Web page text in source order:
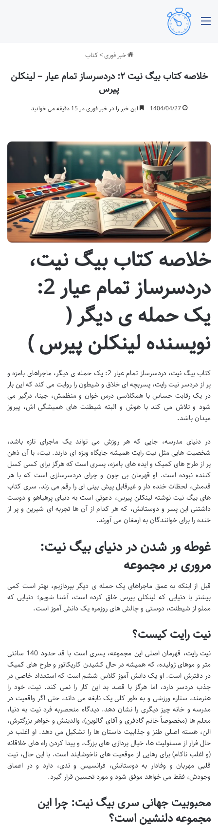
خبر فوری>کتاب
خلاصه کتاب بیگ نیت ۲: دردسرساز تمام عیار – لینکلن
پیرس
1404/04/27 این خبر را در خبر فوری در 15 دقیقه می خوانید
خلاصه کتاب بیگ نیت،
دردسرساز تمام عیار 2:
یک حمله ی دیگر (
نویسنده لینکلن پیرس )
کتاب بیگ نیت، دردسرساز تمام عیار 2: یک حمله ی دیگر، ماجراهای بامزه و
پر از دردسر نیت رایت، پسربچه ای خلاق و شیطون را روایت می کند که این بار
در یک رقابت حساس با همکلاسی درس خوان و منظمش، جینا، درگیر می
شود و تلاش می کند با هوش و البته شیطنت های همیشگی اش، پیروز
میدان باشد.
در دنیای مدرسه، جایی که هر روزش می تواند یک ماجرای تازه باشد،
شخصیت هایی مثل نیت رایت همیشه جایگاه ویژه ای دارند. نیت، با آن ذهن
پر از طرح های کمیک و ایده های بامزه، پسری است که هرگز برای کسی کسل
کننده نبوده است. او قهرمان بی چون و چرای دردسرسازی است که با هر
قدمش، لحظات خنده دار و غیرقابل پیش بینی ای را رقم می زند. سری کتاب
های بیگ نیت نوشته لینکلن پیرس، دعوتی است به دنیای پرهیاهو و دوست
داشتنی این پسر و دوستانش، که هر کدام از آن ها تجربه ای شیرین و پر از
خنده را برای خوانندگان به ارمغان می آورند.
غوطه ور شدن در دنیای بیگ نیت:
مروری بر مجموعه
قبل از اینکه به عمق ماجراهای یک حمله ی دیگر بپردازیم، بهتر است کمی
بیشتر با دنیایی که لینکلن پیرس خلق کرده است، آشنا شویم؛ دنیایی که
مملو از شیطنت، دوستی و چالش های روزمره یک دانش آموز است.
نیت رایت کیست؟
نیت رایت، قهرمان اصلی این مجموعه، پسری است با قد حدود 140 سانتی
متر و موهای ژولیده، که همیشه در حال کشیدن کاریکاتور و طرح های کمیک
در دفترش است. او یک دانش آموز کلاس ششم است که استعداد خاصی در
جذب دردسر دارد، اما هرگز با قصد بد این کار را نمی کند. نیت، خود را
هنرمند، ستاره ورزشی و به طور کلی یک نابغه می داند، حتی اگر واقعیت در
مدرسه و خانه چیز دیگری را نشان دهد. دیدگاه منحصربه فرد نیت به دنیا،
معلم ها (مخصوصاً خانم گادفری و آقای گالوین)، والدینش و خواهر بزرگترش،
الن، هسته اصلی طنز و جذابیت داستان ها را تشکیل می دهد. او اغلب در
حال فرار از مسئولیت ها، خیال پردازی های بزرگ، و پیدا کردن راه های خلاقانه
(و اغلب ناکام) برای رهایی از موقعیت های ناخوشایند است. با این حال، نیت
قلبی مهربان و وفادار به دوستانش، فرانسیس و تدی، دارد و در اعماق
وجودش، فقط می خواهد موفق شود و مورد تحسین قرار گیرد.
محبوبیت جهانی سری بیگ نیت: چرا این
مجموعه دلنشین است؟